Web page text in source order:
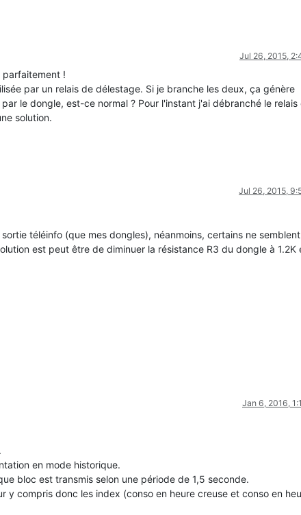
Jul 26, 2015,
parfaitement !
par un relais de délestage. Si je branche les deux, ça génère
le dongle, est-ce normal ? Pour l'instant j'ai débranché le relais
solution.
Jul 26, 2015,
téléinfo (que mes dongles), néanmoins, certains ne
est peut être de diminuer la résistance R3 du dongle à 1.2K
Jan 6, 2016,
en mode historique.
bloc est transmis selon une période de 1,5 seconde.
y compris donc les index (conso en heure creuse et conso en